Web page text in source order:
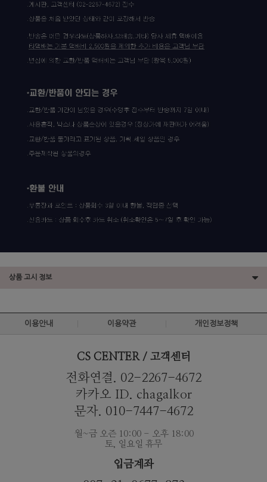
상품 고시 정보
이용안내 이용약관 개인정보정책
CS CENTER / 고객센터
전화연결. 02-2267-4672
카카오 ID. chagalkor
문자. 010-7447-4672
월~금 오즌 10:00 - 오후 18:00
토, 일요일 휴무
입금계좌